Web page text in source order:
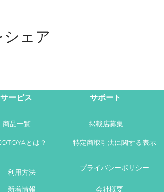
ェア
サービス サポート
商品一覧
掲載店募集
とは？ 特定商取引法に関する表示
利用方法 プライバシーポリシー
新着情報 会社概要